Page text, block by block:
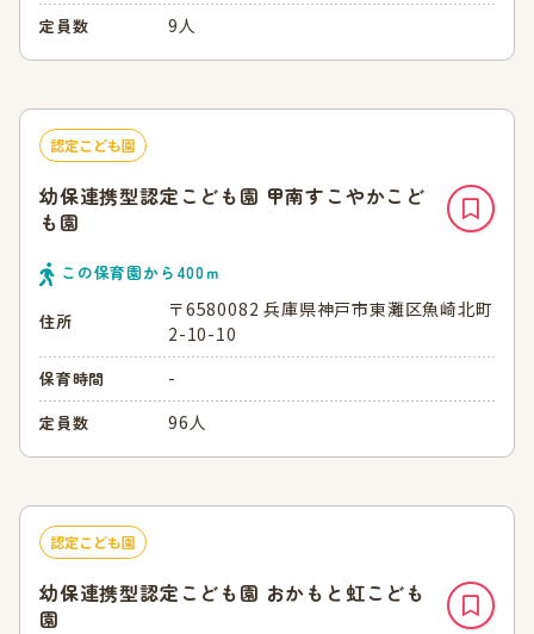
定員数 9人
認定こども園
幼保連携型認定こども園 甲南すこやかこど
も園
この保育園から 400ｍ
住所
〒6580082 兵庫県神戸市東灘区魚崎北町
2-10-10
保育時間 -
定員数 96人
認定こども園
幼保連携型認定こども園 おかもと虹こども
園